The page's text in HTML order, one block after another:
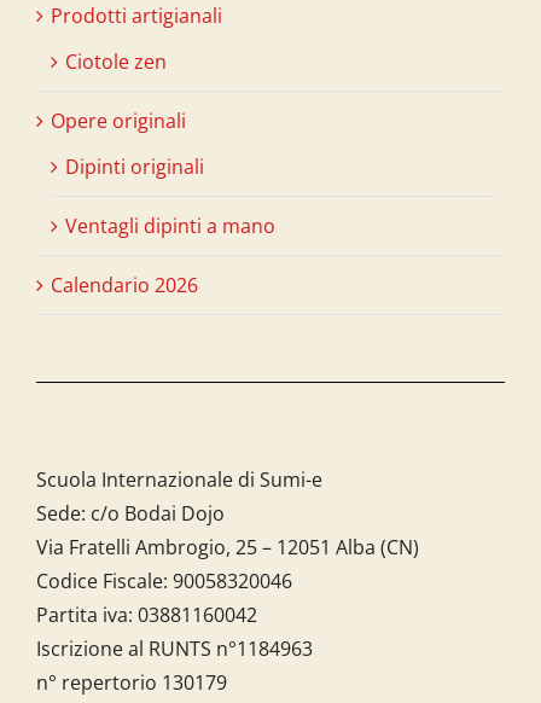
Prodotti artigianali
Ciotole zen
Opere originali
Dipinti originali
Ventagli dipinti a mano
Calendario 2026
Scuola Internazionale di Sumi-e
Sede: c/o Bodai Dojo
Via Fratelli Ambrogio, 25 – 12051 Alba (CN)
Codice Fiscale: 90058320046
Partita iva: 03881160042
Iscrizione al RUNTS n°1184963
n° repertorio 130179